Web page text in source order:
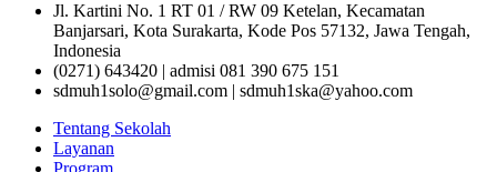
Jl. Kartini No. 1 RT 01 / RW 09 Ketelan, Kecamatan
Banjarsari, Kota Surakarta, Kode Pos 57132, Jawa Tengah,
Indonesia
(0271) 643420 | admisi 081 390 675 151
sdmuh1solo@gmail.com | sdmuh1ska@yahoo.com
Tentang Sekolah
Layanan